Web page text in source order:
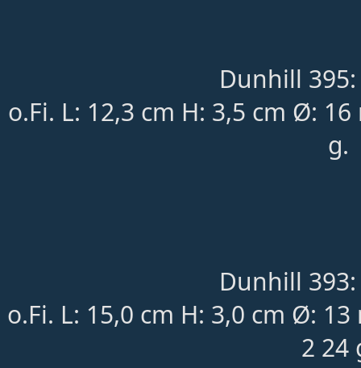
Dunhill
o.Fi. L: 12,3 cm H: 3,5 cm Ø:
g.
Dunhill
o.Fi. L: 15,0 cm H: 3,0 cm Ø:
2 24